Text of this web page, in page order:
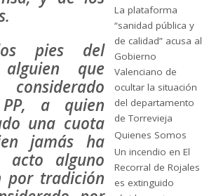
pies del
que
a quien
una cuota
jamás ha
acto alguno
por tradición
La plataforma
“sanidad pública y
de calidad” acusa al
Gobierno
Valenciano de
ocultar la situación
del departamento
de Torrevieja
Quienes Somos
Un incendio en El
Recorral de Rojales
es extinguido